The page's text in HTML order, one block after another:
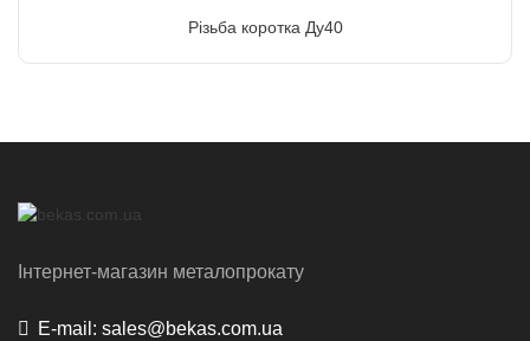
Різьба коротка Ду40
Інтернет-магазин металопрокату
E-mail: sales@bekas.com.ua